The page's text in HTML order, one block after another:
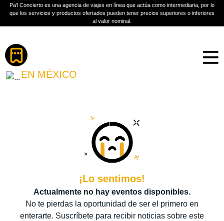
Pa'l Concierto es una agencia de viajes en línea que actúa como intermediaria, por lo
que los servicios y productos ofertados pueden tener precios superiores o inferiores
al valor nominal.
YOON SAN-HA
EN MÉXICO
Más información
¡Lo sentimos!
Actualmente no hay eventos disponibles.
No te pierdas la oportunidad de ser el primero en
enterarte. Suscríbete para recibir noticias sobre este